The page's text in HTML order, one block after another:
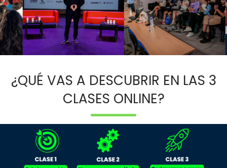
¿QUÉ VAS A DESCUBRIR EN LAS 3
CLASES ONLINE?